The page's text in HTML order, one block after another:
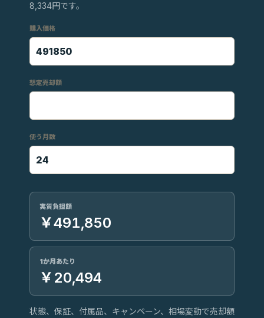
8,334円です。
購入価格
想定売却額
使う月数
実質負担額
￥491,850
1か月あたり
￥20,494
状態、保証、付属品、キャンペーン、相場変動で売却額